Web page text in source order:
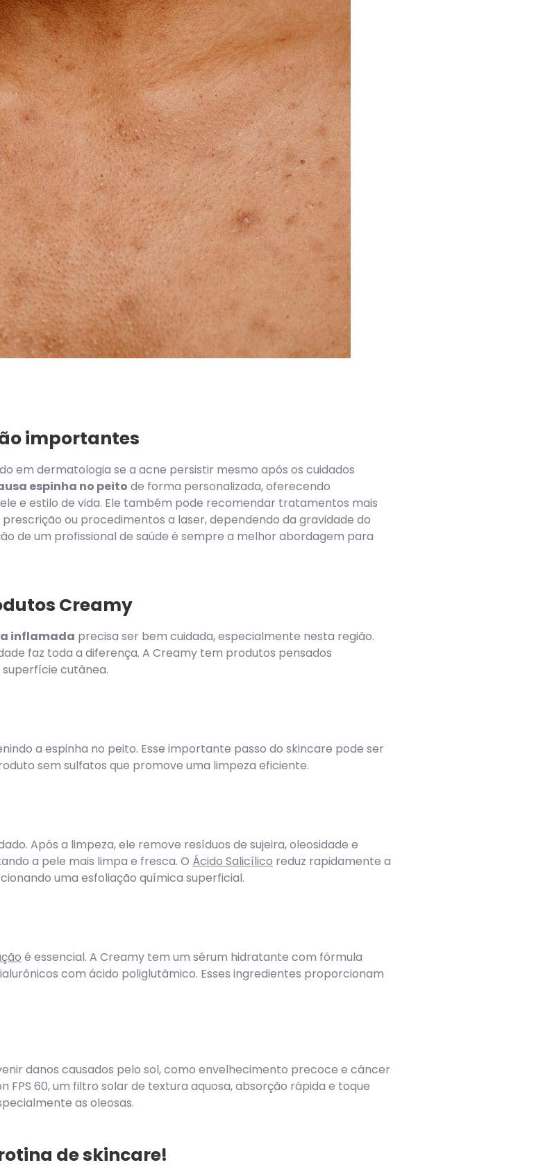
importantes
em dermatologia se a acne persistir mesmo após os cuidados
espinha no peito de forma personalizada, oferecendo
e estilo de vida. Ele também pode recomendar tratamentos mais
ou procedimentos a laser, dependendo da gravidade do
de um profissional de saúde é sempre a melhor abordagem para
Creamy
inflamada precisa ser bem cuidada, especialmente nesta região.
faz toda a diferença. A Creamy tem produtos pensados
cutânea.
a espinha no peito. Esse importante passo do skincare pode ser
sem sulfatos que promove uma limpeza eficiente.
Após a limpeza, ele remove resíduos de sujeira, oleosidade e
a pele mais limpa e fresca. O Ácido Salicílico reduz rapidamente a
uma esfoliação química superficial.
é essencial. A Creamy tem um sérum hidratante com fórmula
com ácido poliglutâmico. Esses ingredientes proporcionam
danos causados pelo sol, como envelhecimento precoce e câncer
FPS 60, um filtro solar de textura aquosa, absorção rápida e toque
as oleosas.
de skincare!